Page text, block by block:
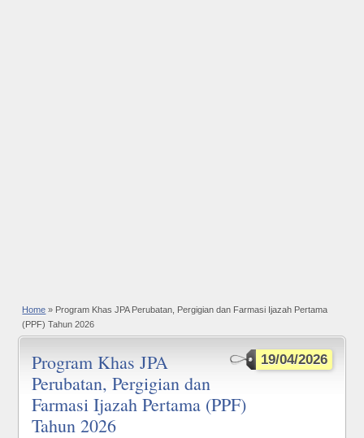
Home » Program Khas JPA Perubatan, Pergigian dan Farmasi Ijazah Pertama
(PPF) Tahun 2026
19/04/2026
Program Khas JPA
Perubatan, Pergigian dan
Farmasi Ijazah Pertama (PPF)
Tahun 2026